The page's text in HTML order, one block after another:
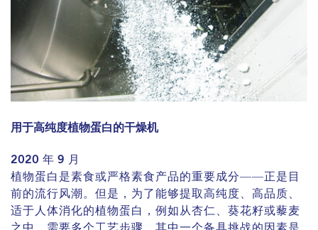
用于高纯度植物蛋白的干燥机
2020 年 9 月
植物蛋白是素食或严格素食产品的重要成分——正是目
前的流行风潮。但是，为了能够提取高纯度、高品质、
适于人体消化的植物蛋白，例如从杏仁、葵花籽或藜麦
之中，需要多个工艺步骤。其中一个备具挑战的因素是